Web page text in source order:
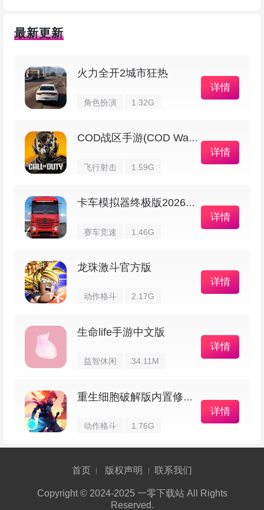
游戏特色
家和鸟之间的情感，让人越玩越放不下。
2、画面手绘风格，颜色很治愈，感觉像一本
3、体验到和宠物之间那种真诚的心灵对话，
挺暖心的。
4、这只鸟会像个知心朋友一样陪着你，一起
生活、聊心事、分担那些难受和小确幸。
孤独的鸟儿官方正版新手攻略
1、在本站把孤独的鸟儿正版下载并安装好，
这句招呼开始互动吧……
最新更新
火力全开2城市狂热
角色扮演 1.32G
详情
COD战区手游(COD Warzone)
飞行射击 1.59G
详情
卡车模拟器终极版2026最新版
赛车竞速 1.46G
详情
龙珠激斗官方版
动作格斗 2.17G
详情
生命life手游中文版
益智休闲 34.11M
详情
重生细胞破解版内置修改器
动作格斗 1.76G
详情
首页 版权声明 联系我们
Copyright © 2024-2025 一零下载站 All Rights
Reserved.